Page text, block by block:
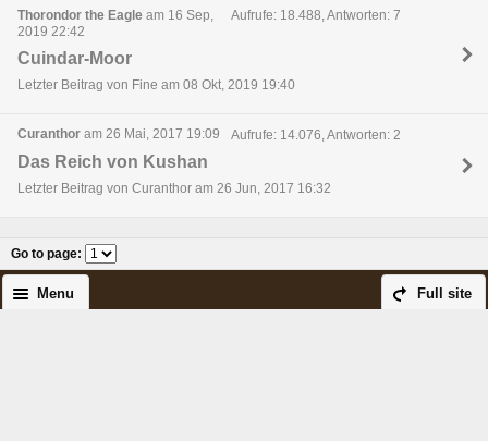
Thorondor the Eagle am 16 Sep,
2019 22:42
Aufrufe: 18.488, Antworten: 7
Cuindar-Moor
Letzter Beitrag von Fine am 08 Okt, 2019 19:40
Curanthor am 26 Mai, 2017 19:09 Aufrufe: 14.076, Antworten: 2
Das Reich von Kushan
Letzter Beitrag von Curanthor am 26 Jun, 2017 16:32
Go to page:
Full site
Menu